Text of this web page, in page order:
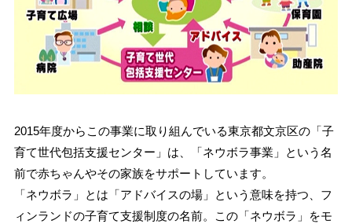
2015年度からこの事業に取り組んでいる東京都文京区の「子
育て世代包括支援センター」は、「ネウボラ事業」という名
前で赤ちゃんやその家族をサポートしています。
「ネウボラ」とは「アドバイスの場」という意味を持つ、フ
ィンランドの子育て支援制度の名前。この「ネウボラ」をモ